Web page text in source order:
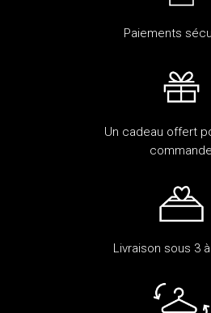
Paiements
Un cadeau offert
commande
Livraison sous 3